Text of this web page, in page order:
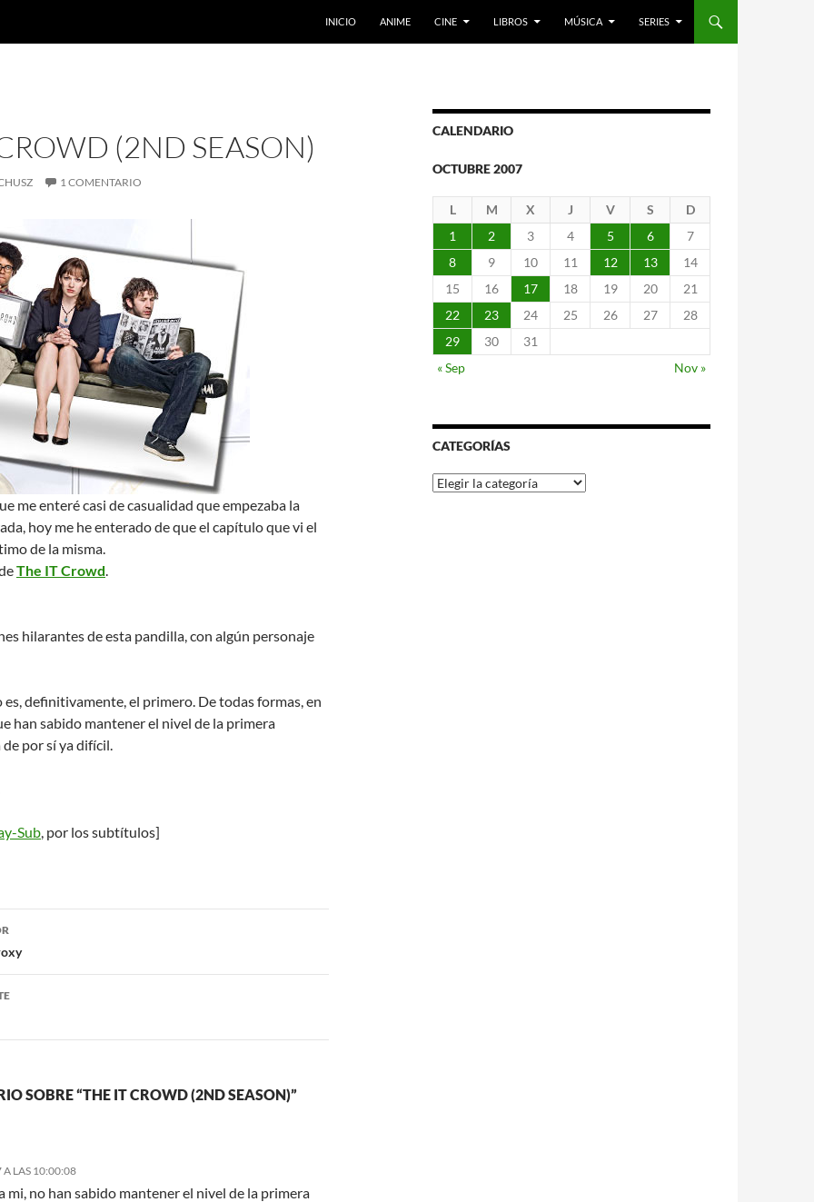
INICIO ANIME CINE LIBROS MÚSICA SERIES
(2ND SEASON)
1 COMENTARIO
me enteré casi de casualidad que empezaba la
hoy me he enterado de que el capítulo que vi el
de la misma.
The IT Crowd.
hilarantes de esta pandilla, con algún personaje
definitivamente, el primero. De todas formas, en
han sabido mantener el nivel de la primera
por sí ya difícil.
Sub, por los subtítulos]
SOBRE “THE IT CROWD (2ND SEASON)”
LAS 10:00:08
mi, no han sabido mantener el nivel de la primera
CALENDARIO
OCTUBRE 2007
L M X J V S
D
1
2 3 4 5 6
7
8
9 10 11 12 13
14
15
16 17 18 19 20
21
22
23 24 25 26 27
28
29
30
31
« Sep
Nov »
CATEGORÍAS
Categorías